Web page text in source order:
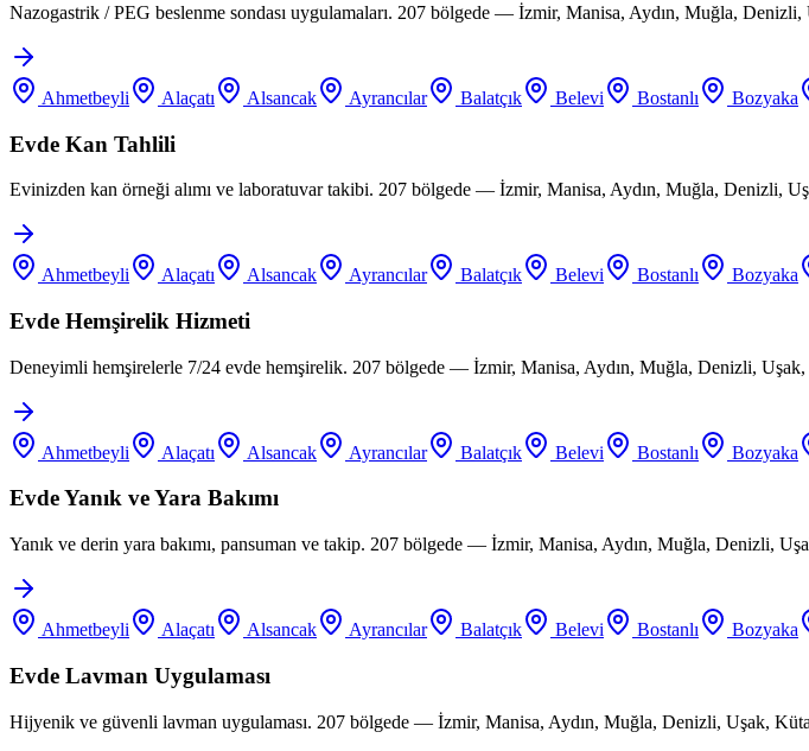
Nazogastrik / PEG beslenme sondası uygulamaları. 207 bölgede — İzmir, Manisa, Aydın, Muğla,
Ahmetbeyli Alaçatı Alsancak Ayrancılar Balatçık Belevi Bostanlı Bozyaka
Evde Kan Tahlili
Evinizden kan örneği alımı ve laboratuvar takibi. 207 bölgede — İzmir, Manisa, Aydın, Muğla, Denizli,
Ahmetbeyli Alaçatı Alsancak Ayrancılar Balatçık Belevi Bostanlı Bozyaka
Evde Hemşirelik Hizmeti
Deneyimli hemşirelerle 7/24 evde hemşirelik. 207 bölgede — İzmir, Manisa, Aydın, Muğla, Denizli,
Ahmetbeyli Alaçatı Alsancak Ayrancılar Balatçık Belevi Bostanlı Bozyaka
Evde Yanık ve Yara Bakımı
Yanık ve derin yara bakımı, pansuman ve takip. 207 bölgede — İzmir, Manisa, Aydın, Muğla, Denizli,
Ahmetbeyli Alaçatı Alsancak Ayrancılar Balatçık Belevi Bostanlı Bozyaka
Evde Lavman Uygulaması
Hijyenik ve güvenli lavman uygulaması. 207 bölgede — İzmir, Manisa, Aydın, Muğla, Denizli, Uşak,